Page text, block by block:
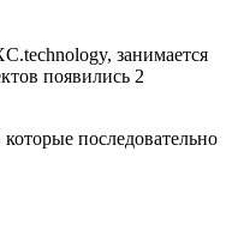
занимается
появились 2
последовательно